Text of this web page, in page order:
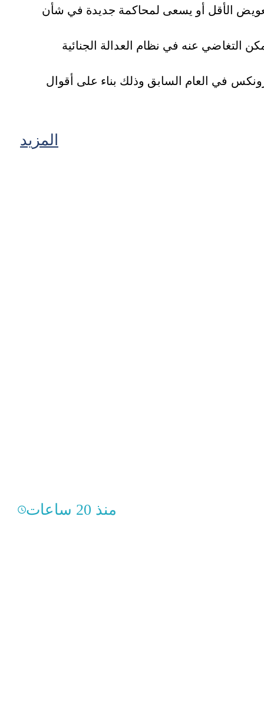
التعويض الأقل أو يسعى لمحاكمة جديدة في شأن
وقع في برونكس في العام السابق وذلك بناء على أقوال
المزيد
منذ 20 ساعات